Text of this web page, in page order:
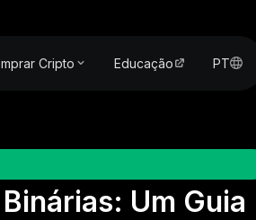
Cripto Educação PT
Um Guia